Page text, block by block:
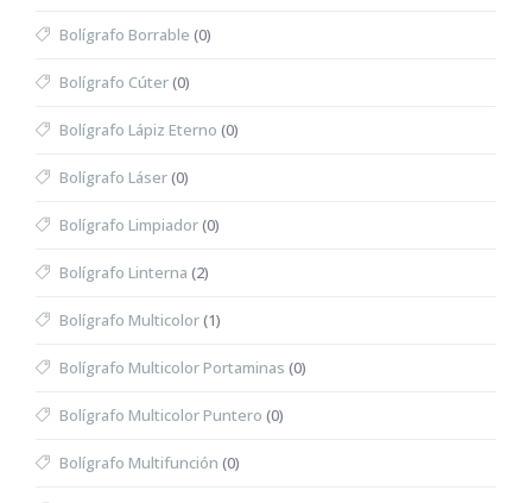
Bolígrafo Borrable (0)
Bolígrafo Cúter(0)
Bolígrafo Lápiz Eterno (0)
Bolígrafo Láser(0)
Bolígrafo Limpiador(0)
Bolígrafo Linterna (2)
Bolígrafo Multicolor(1)
Bolígrafo Multicolor Portaminas (0)
Bolígrafo Multicolor Puntero (0)
Bolígrafo Multifunción (0)